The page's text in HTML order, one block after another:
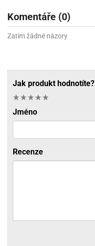
Komentáře (0)
Zatím žádné názory
Jak produkt hodnotíte?
Jméno
Recenze